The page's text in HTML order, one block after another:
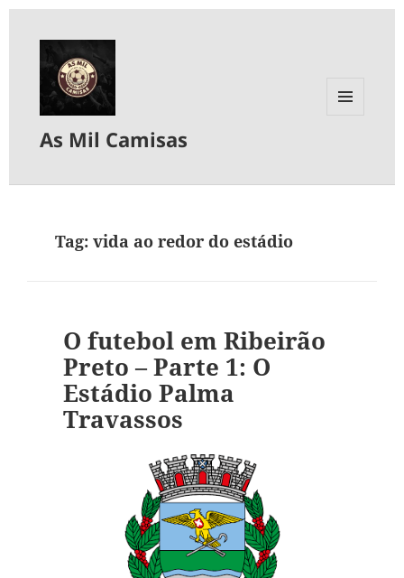
As Mil Camisas
Tag:vida ao redor do estádio
O futebol em Ribeirão
Preto – Parte 1: O
Estádio Palma
Travassos